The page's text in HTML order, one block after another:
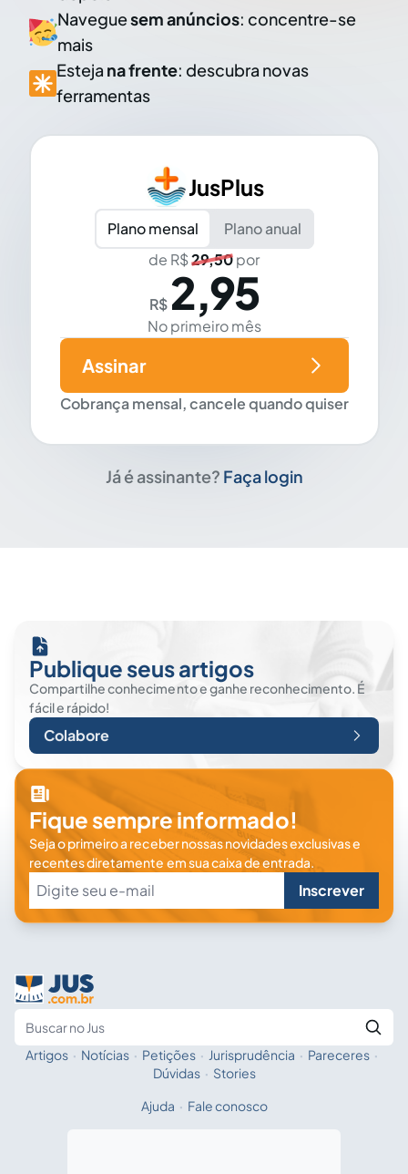
Naveguesem anúncios: concentre-se
mais
Esteja na frente: descubra novas
ferramentas
JusPlus
Plano mensal
Plano anual
de R$29,50por
R$ 2,95
No primeiro mês
Cobrança mensal, cancele quando quiser
Assinar
Já é assinante? Faça login
Publique seus artigos
Compartilhe conhecimento e ganhe reconhecimento. É
fácil e rápido!
Colabore
Fique sempre informado!
Seja o primeiro a receber nossas novidades exclusivas e
recentes diretamente em sua caixa de entrada.
Inscrever
Fale com a IA
Artigos · Notícias · Petições · Jurisprudência · Pareceres ·
Dúvidas · Stories
Ajuda · Fale conosco